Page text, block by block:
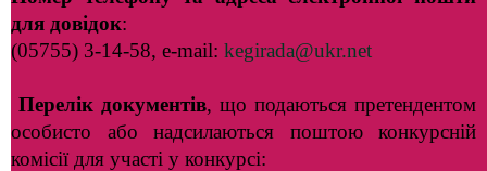
для довідок:
(05755) 3-14-58, e-mail: kegirada@ukr.net
Перелік документів, що подаються претендентом
особисто або надсилаються поштою конкурсній
комісії для участі у конкурсі: